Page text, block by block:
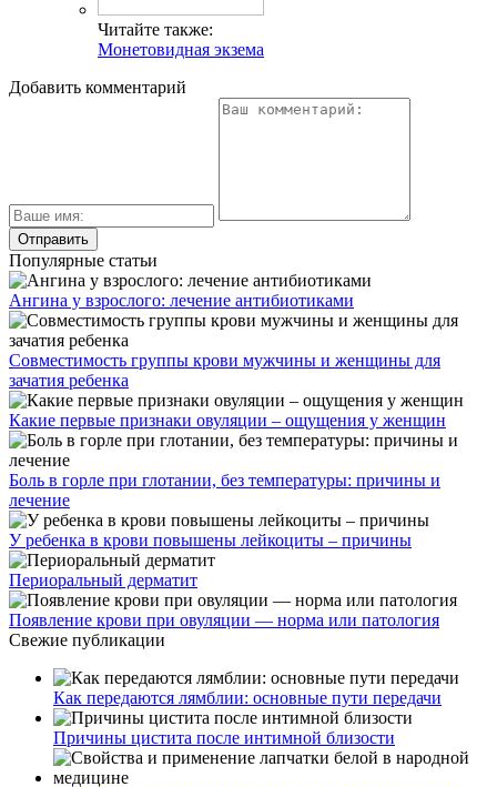
Читайте также:
Монетовидная экзема
Добавить комментарий
Популярные статьи
Ангина у взрослого: лечение антибиотиками
Совместимость группы крови мужчины и женщины для
зачатия ребенка
Какие первые признаки овуляции – ощущения у женщин
Боль в горле при глотании, без температуры: причины и
лечение
У ребенка в крови повышены лейкоциты – причины
Периоральный дерматит
Появление крови при овуляции — норма или патология
Свежие публикации
Как передаются лямблии: основные пути передачи
Причины цистита после интимной близости